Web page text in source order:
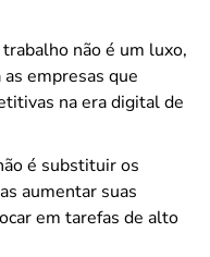
não é um luxo,
empresas que
na era digital de
é substituir os
aumentar suas
em tarefas de alto